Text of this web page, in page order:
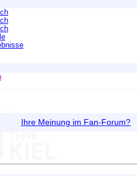
Ihre Meinung im Fan-Forum?